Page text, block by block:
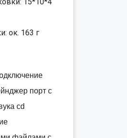
ок. 163 г
порт с
cd